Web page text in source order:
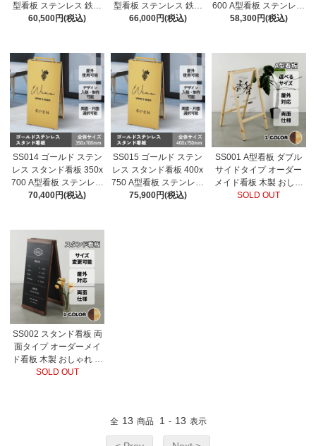
型看板 ステンレス 鉄製
片面 両面 オーダーメイ
看板 店舗看板 自立看板
60,500円(税込)
型看板 ステンレス 鉄製
片面 両面 オーダーメイ
看板 店舗看板 自立看板
66,000円(税込)
600 A型看板 ステンレス
鉄製 片面 両面 オーダー
看板
58,300円(税込)
SS014 ゴールド ステン
レス スタンド看板 350x
700 A型看板 ステンレス
鉄製 片面 両面 オーダー
看板
70,400円(税込)
SS015 ゴールド ステン
レス スタンド看板 400x
750 A型看板 ステンレス
鉄製 片面 両面 オーダー
75,900円(税込)
SS001 A型看板 ダブル
サイドタイプ オーダー
メイド看板 木製 おしゃ
れ デザイン 看板作成 オ
SOLD OUT
SS002 スタンド看板 両
面タイプ オーダーメイ
ド看板 木製 おしゃれ デ
ザイン 看板作成 オリジ
SOLD OUT
全 13 商品 1 - 13 表示